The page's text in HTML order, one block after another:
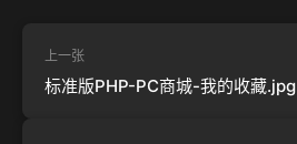
上一张
标准版PHP-PC商城-我的收藏.jpg